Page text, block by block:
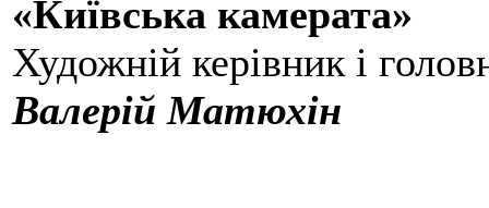
«Київська камерата»
Художній керівник і
Валерій Матюхін